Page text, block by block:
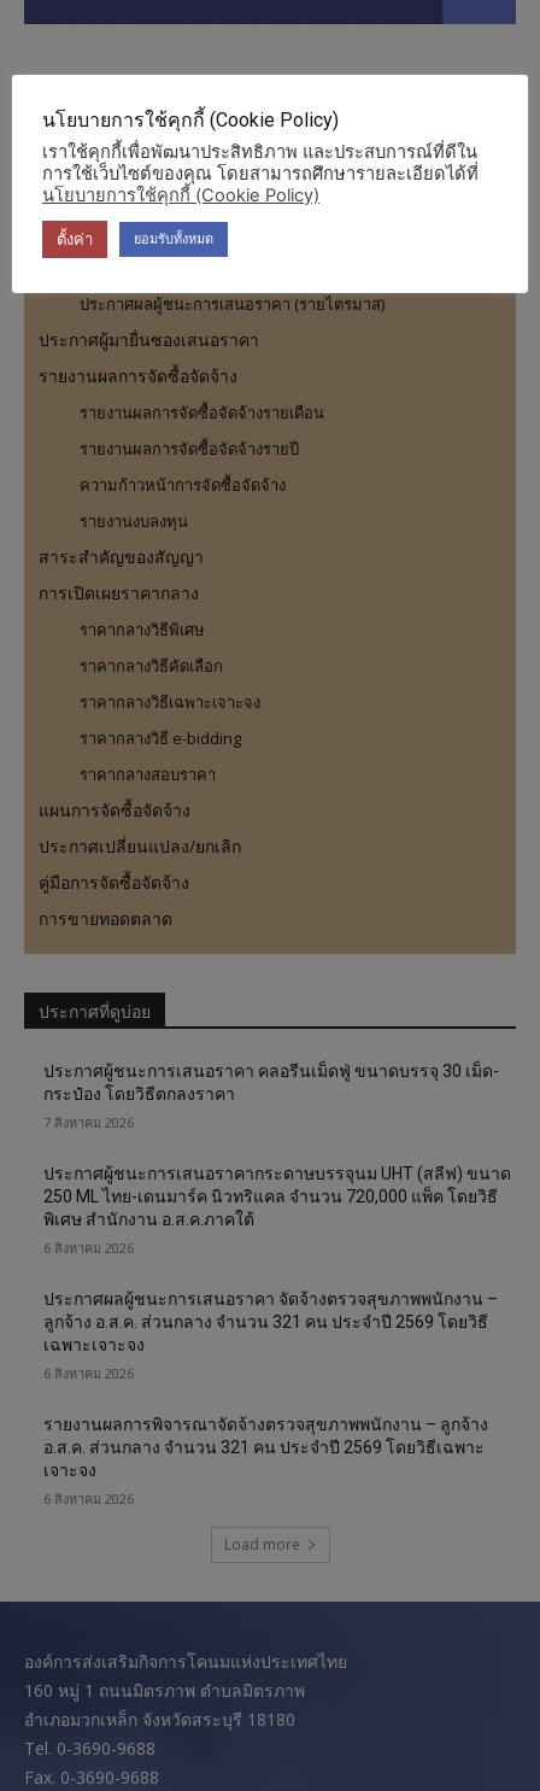
ร่างประกาศเชิญชวนพร้อมรายละเอียดขอบเขตงาน (วิธี
อิเล็กทรอนิกส์)
ประกาศเชิญชวน
รายงานผลการสั่งซื้อสั่งจ้าง
ประกาศผลผู้ชนะการเสนอราคา (รายไตรมาส)
ประกาศผู้มายื่นซองเสนอราคา
รายงานผลการจัดซื้อจัดจ้าง
รายงานผลการจัดซื้อจัดจ้างรายเดือน
รายงานผลการจัดซื้อจัดจ้างรายปี
ความก้าวหน้าการจัดซื้อจัดจ้าง
รายงานงบลงทุน
สาระสำคัญของสัญญา
การเปิดเผยราคากลาง
ราคากลางวิธีพิเศษ
ราคากลางวิธีคัดเลือก
ราคากลางวิธีเฉพาะเจาะจง
ราคากลางวิธี e-bidding
ราคากลางสอบราคา
แผนการจัดซื้อจัดจ้าง
ประกาศเปลี่ยนแปลง/ยกเลิก
คู่มือการจัดซื้อจัดจ้าง
การขายทอดตลาด
ประกาศที่ดูบ่อย
ประกาศผู้ชนะการเสนอราคา คลอรีนเม็ดฟู่ ขนาดบรรจุ 30 เม็ด-
กระป๋อง โดยวิธีตกลงราคา
7 สิงหาคม 2026
ประกาศผู้ชนะการเสนอราคากระดาษบรรจุนม UHT (สลีฟ) ขนาด
250 ML ไทย-เดนมาร์ค นิวทริแคล จำนวน 720,000 แพ็ค โดยวิธี
พิเศษ สำนักงาน อ.ส.ค.ภาคใต้
6 สิงหาคม 2026
ประกาศผลผู้ชนะการเสนอราคา จัดจ้างตรวจสุขภาพพนักงาน –
ลูกจ้าง อ.ส.ค. ส่วนกลาง จำนวน 321 คน ประจำปี 2569 โดยวิธี
เฉพาะเจาะจง
6 สิงหาคม 2026
รายงานผลการพิจารณาจัดจ้างตรวจสุขภาพพนักงาน – ลูกจ้าง
อ.ส.ค. ส่วนกลาง จำนวน 321 คน ประจำปี 2569 โดยวิธีเฉพาะ
เจาะจง
6 สิงหาคม 2026
Load more
องค์การส่งเสริมกิจการโคนมแห่งประเทศไทย
160 หมู่ 1 ถนนมิตรภาพ ตำบลมิตรภาพ
อำเภอมวกเหล็ก จังหวัดสระบุรี 18180
Tel. 0-3690-9688
Fax. 0-3690-9688
นโยบายการใช้คุกกี้ (Cookie Policy)
เราใช้คุกกี้เพื่อพัฒนาประสิทธิภาพ และประสบการณ์ที่ดีใน
การใช้เว็บไซต์ของคุณ โดยสามารถศึกษารายละเอียดได้ที่
นโยบายการใช้คุกกี้ (Cookie Policy)
ตั้งค่า ยอมรับทั้งหมด